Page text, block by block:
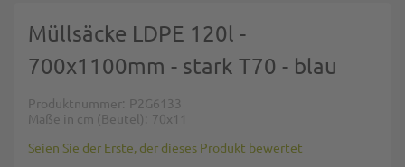
Müllsäcke LDPE 120l -
700x1100mm - stark T70 - blau
Produktnummer P2G6133
Maße in cm (Beutel)
70x11
Seien Sie der Erste, der dieses Produkt bewertet